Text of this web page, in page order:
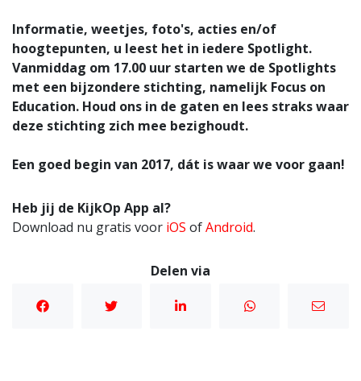
Informatie, weetjes, foto's, acties en/of
hoogtepunten, u leest het in iedere Spotlight.
Vanmiddag om 17.00 uur starten we de Spotlights
met een bijzondere stichting, namelijk Focus on
Education. Houd ons in de gaten en lees straks waar
deze stichting zich mee bezighoudt.
Een goed begin van 2017, dát is waar we voor gaan!
Heb jij de KijkOp App al?
Download nu gratis voor iOS ofAndroid.
Delen via